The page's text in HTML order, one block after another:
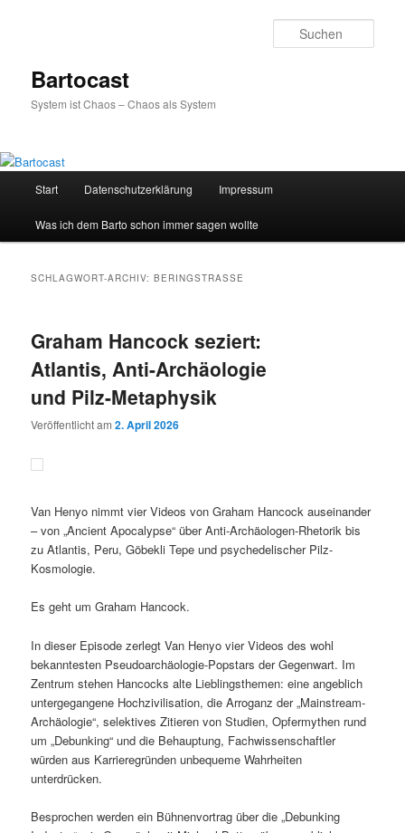
Bartocast
System ist Chaos – Chaos als System
Start Datenschutzerklärung Impressum
Was ich dem Barto schon immer sagen wollte
SCHLAGWORT-ARCHIV:BERINGSTRASSE
Graham Hancock seziert:
Atlantis, Anti-Archäologie
und Pilz-Metaphysik
Veröffentlicht am2. April 2026
Van Henyo nimmt vier Videos von Graham Hancock auseinander
– von „Ancient Apocalypse“ über Anti-Archäologen-Rhetorik bis
zu Atlantis, Peru, Göbekli Tepe und psychedelischer Pilz-
Kosmologie.
Es geht um Graham Hancock.
In dieser Episode zerlegt Van Henyo vier Videos des wohl
bekanntesten Pseudoarchäologie-Popstars der Gegenwart. Im
Zentrum stehen Hancocks alte Lieblingsthemen: eine angeblich
untergegangene Hochzivilisation, die Arroganz der „Mainstream-
Archäologie“, selektives Zitieren von Studien, Opfermythen rund
um „Debunking“ und die Behauptung, Fachwissenschaftler
würden aus Karrieregründen unbequeme Wahrheiten
unterdrücken.
Besprochen werden ein Bühnenvortrag über die „Debunking